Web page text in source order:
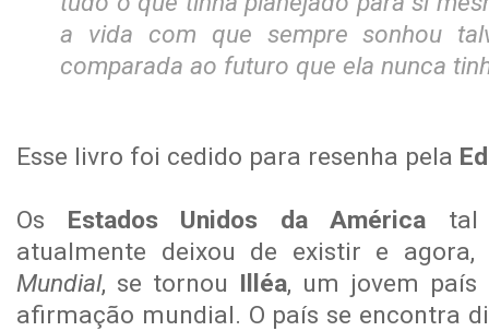
a vida com que sempre sonhou
comparada ao futuro que ela nunca
Esse livro foi cedido para resenha pela
Os Estados Unidos da América tal
atualmente deixou de existir e agora,
Mundial, se tornou Illéa, um jovem país
afirmação mundial. O país se encontra